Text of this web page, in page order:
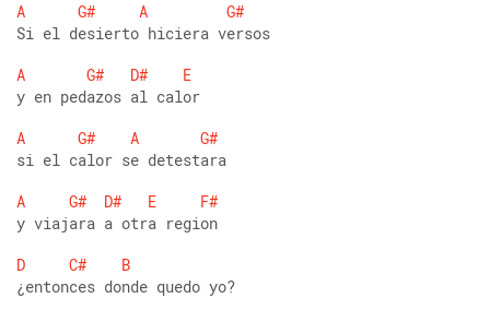
A G# A
G#
Si el desierto hiciera versos
A
G# D#
E
y en pedazos al calor
A
G# A
G#
si el calor se detestara
A
G# D# E
F#
y viajara a otra region
D
C#
B
¿entonces donde quedo yo?